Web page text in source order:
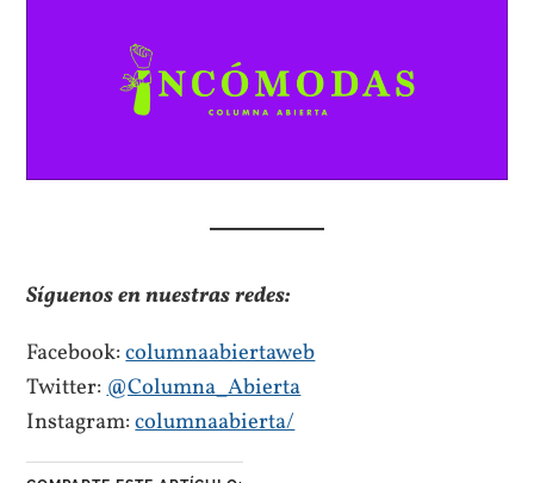
Síguenos en nuestras redes:
Facebook:columnaabiertaweb
Twitter:@Columna_Abierta
Instagram:columnaabierta/